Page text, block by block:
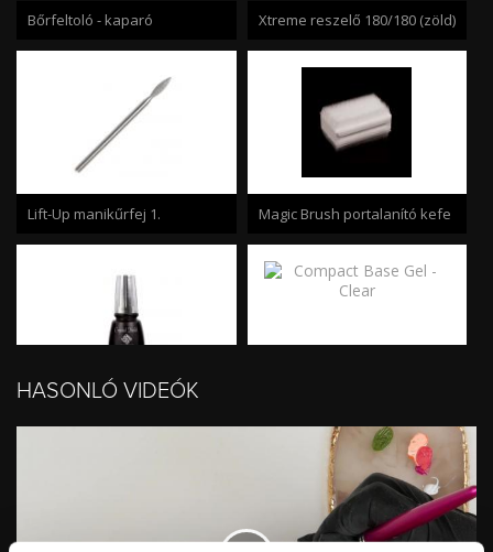
Bőrfeltoló - kaparó Xtreme reszelő 180/180 (zöld)
Lift-Up manikűrfej 1. Magic Brush portalanító kefe
HASONLÓ VIDEÓK